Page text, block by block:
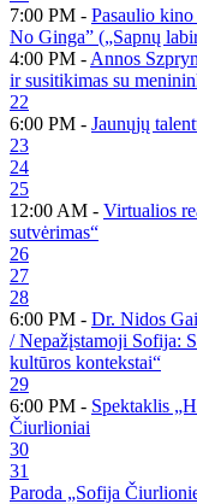
7:00 PM - Pasaulio
No Ginga” („Sapnų
4:00 PM - Annos
ir susitikimas su
22
6:00 PM - Jaunųjų
23
24
25
12:00 AM - Virtualios
sutvėrimas“
26
27
28
6:00 PM - Dr. Nidos
/ Nepažįstamoji Sofija:
kultūros kontekstai“
29
6:00 PM - Spektaklis
Čiurlioniai
30
31
Paroda „Sofija